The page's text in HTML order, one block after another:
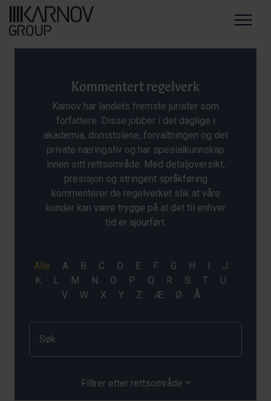
Menu
Kommentert regelverk
Karnov har landets fremste jurister som
forfattere. Disse jobber i det daglige i
akademia, domstolene, forvaltningen og det
private næringsliv og har spesialkunnskap
innen sitt rettsområde. Med detaljoversikt,
presisjon og stringent språkføring
kommenterer de regelverket slik at våre
kunder kan være trygge på at det til enhver
tid er ajourført.
Filtrer etter rettsområde